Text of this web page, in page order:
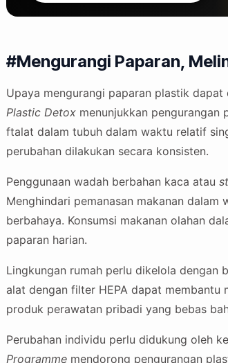
#Mengurangi Paparan,
Upaya mengurangi paparan plastik
Plastic Detox menunjukkan pengurangan
ftalat dalam tubuh dalam waktu relatif
perubahan dilakukan secara konsisten.
Penggunaan wadah berbahan kaca atau
Menghindari pemanasan makanan
berbahaya. Konsumsi makanan olahan
paparan harian.
Lingkungan rumah perlu dikelola dengan
alat dengan filter HEPA dapat
produk perawatan pribadi yang bebas
Perubahan individu perlu didukung oleh
Programme mendorong pengurangan